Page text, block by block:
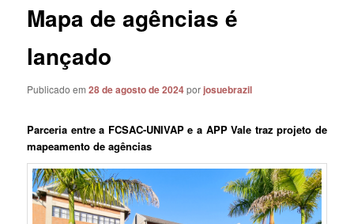
Mapa de agências é
lançado
Publicado em28 de agosto de 2024porjosuebrazil
Parceria entre a FCSAC-UNIVAP e a APP Vale traz projeto de
mapeamento de agências